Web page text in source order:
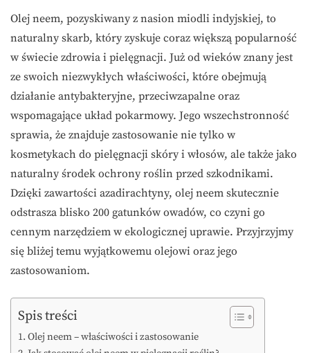
Olej neem, pozyskiwany z nasion miodli indyjskiej, to
naturalny skarb, który zyskuje coraz większą popularność
w świecie zdrowia i pielęgnacji. Już od wieków znany jest
ze swoich niezwykłych właściwości, które obejmują
działanie antybakteryjne, przeciwzapalne oraz
wspomagające układ pokarmowy. Jego wszechstronność
sprawia, że znajduje zastosowanie nie tylko w
kosmetykach do pielęgnacji skóry i włosów, ale także jako
naturalny środek ochrony roślin przed szkodnikami.
Dzięki zawartości azadirachtyny, olej neem skutecznie
odstrasza blisko 200 gatunków owadów, co czyni go
cennym narzędziem w ekologicznej uprawie. Przyjrzyjmy
się bliżej temu wyjątkowemu olejowi oraz jego
zastosowaniom.
Spis treści
Olej neem – właściwości i zastosowanie